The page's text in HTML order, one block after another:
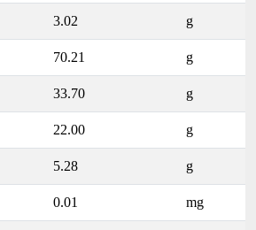
3.02 g
70.21 g
33.70 g
22.00 g
5.28 g
0.01 mg